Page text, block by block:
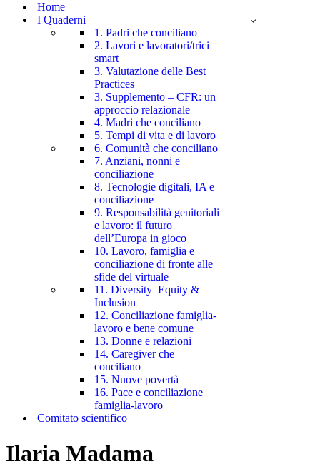
navigazione
Home
I Quaderni
1. Padri che conciliano
2. Lavori e lavoratori/trici
smart
3. Valutazione delle Best
Practices
3. Supplemento – CFR: un
approccio relazionale
4. Madri che conciliano
5. Tempi di vita e di lavoro
6. Comunità che conciliano
7. Anziani, nonni e
conciliazione
8. Tecnologie digitali, IA e
conciliazione
9. Responsabilità genitoriali
e lavoro: il futuro
dell’Europa in gioco
10. Lavoro, famiglia e
conciliazione di fronte alle
sfide del virtuale
11. Diversity Equity &
Inclusion
12. Conciliazione famiglia-
lavoro e bene comune
13. Donne e relazioni
14. Caregiver che
conciliano
15. Nuove povertà
16. Pace e conciliazione
famiglia-lavoro
Comitato scientifico
Ilaria Madama